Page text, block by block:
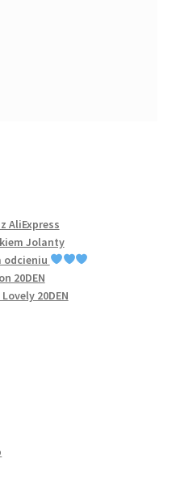
AliExpress
Jolanty
odcieniu
20DEN
20DEN